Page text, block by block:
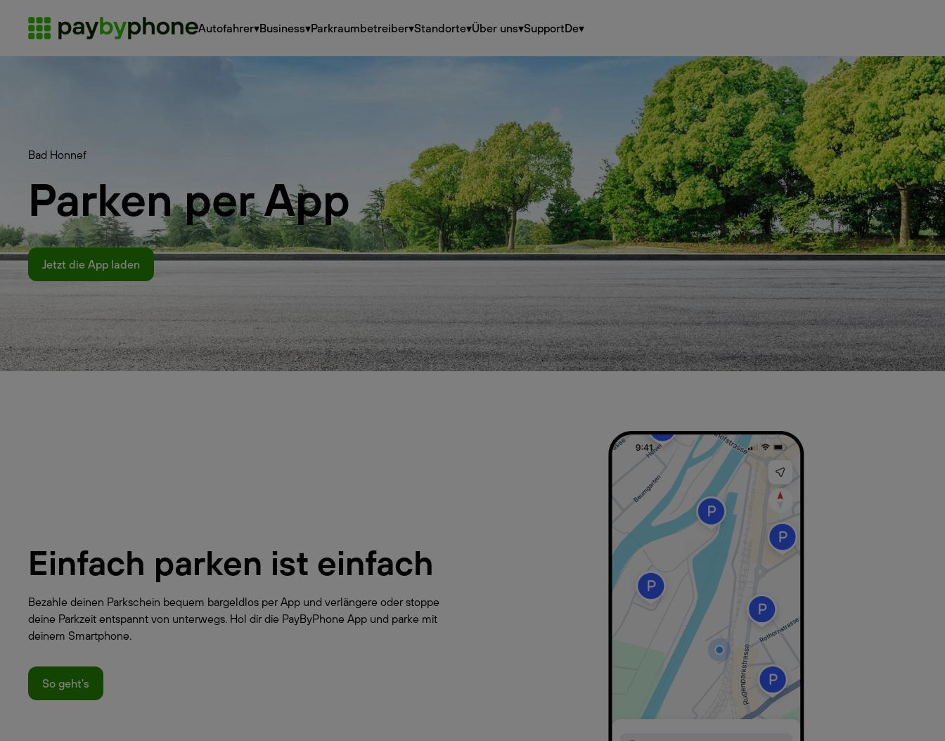
Autofahrer▾Business▾Parkraumbetreiber▾Standorte▾Über uns▾SupportDe▾
Bad Honnef
Parken per App
Jetzt die App laden
Einfach parken ist einfach
Bezahle deinen Parkschein bequem bargeldlos per App und verlängere oder stoppe
deine Parkzeit entspannt von unterwegs. Hol dir die PayByPhone App und parke mit
deinem Smartphone.
So geht's